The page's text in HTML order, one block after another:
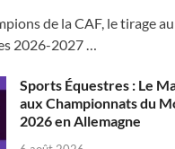
de la CAF, le tirage
2026-2027 …
Sports Équestres : Le
aux Championnats du
2026 en Allemagne